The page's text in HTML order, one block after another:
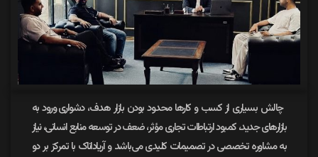
چالش‌ بسیاری از کسب و کارهامحدود بودن بازار هدف،دشواری ورود به
بازارهای جدید،کمبود ارتباطات تجاری مؤثر،ضعف در توسعه منابع انسانی، نیاز
به مشاوره تخصصی در تصمیمات کلیدی می‌باشد و آریاداناک با تمرکز بر دو